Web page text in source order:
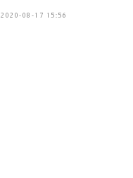
2020-08-17 15:56